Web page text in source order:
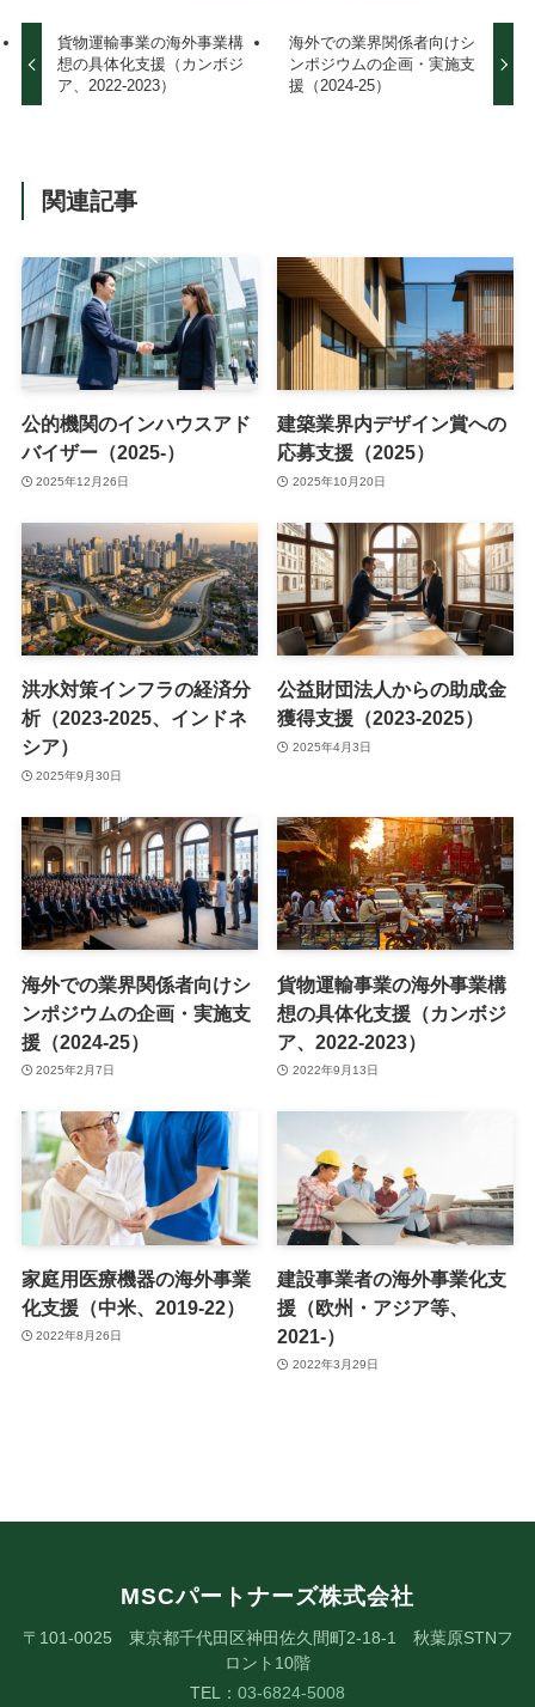
貨物運輸事業の海外事業構
想の具体化支援（カンボジ
ア、2022-2023）
海外での業界関係者向けシ
ンポジウムの企画・実施支
援（2024-25）
関連記事
公的機関のインハウスアド
バイザー（2025-）
2025年12月26日
建築業界内デザイン賞への
応募支援（2025）
2025年10月20日
洪水対策インフラの経済分
析（2023-2025、インドネ
シア）
2025年9月30日
公益財団法人からの助成金
獲得支援（2023-2025）
2025年4月3日
海外での業界関係者向けシ
ンポジウムの企画・実施支
援（2024-25）
2025年2月7日
貨物運輸事業の海外事業構
想の具体化支援（カンボジ
ア、2022-2023）
2022年9月13日
家庭用医療機器の海外事業
化支援（中米、2019-22）
2022年8月26日
建設事業者の海外事業化支
援（欧州・アジア等、
2021-）
2022年3月29日
MSCパートナーズ株式会社
〒101-0025 東京都千代田区神田佐久間町2-18-1 秋葉原STNフ
ロント10階
TEL： 03-6824-5008